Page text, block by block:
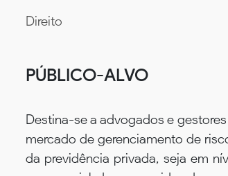
Direito
PÚBLICO-ALVO
Destina-se a advogados e
mercado de gerenciamento de
da previdência privada, seja em